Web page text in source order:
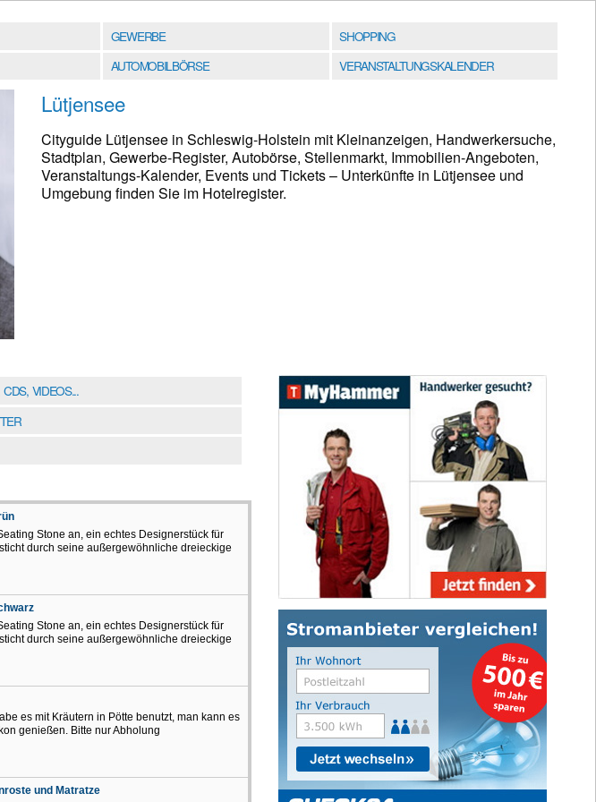
GEWERBE
SHOPPING
AUTOMOBILBÖRSE VERANSTALTUNGSKALENDER
Lütjensee
Cityguide Lütjensee in Schleswig-Holstein mit Kleinanzeigen, Handwerkersuche,
Stadtplan, Gewerbe-Register, Autobörse, Stellenmarkt, Immobilien-Angeboten,
Veranstaltungs-Kalender, Events und Tickets – Unterkünfte in Lütjensee und
Umgebung finden Sie im Hotelregister.
VIDEOS...
Stone an, ein echtes Designerstück für
durch seine außergewöhnliche dreieckige
Stone an, ein echtes Designerstück für
durch seine außergewöhnliche dreieckige
es mit Kräutern in Pötte benutzt, man kann es
genießen. Bitte nur Abholung
und Matratze